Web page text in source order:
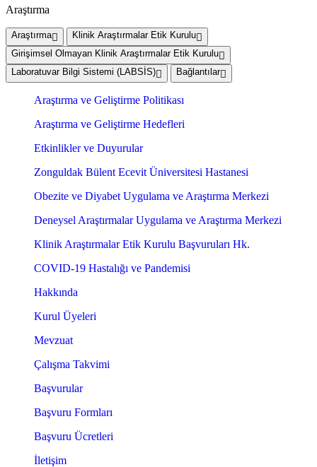
Araştırma
Araştırma
Klinik Araştırmalar Etik Kurulu
Girişimsel Olmayan Klinik Araştırmalar Etik Kurulu
Laboratuvar Bilgi Sistemi (LABSİS)
Bağlantılar
Araştırma ve Geliştirme Politikası
Araştırma ve Geliştirme Hedefleri
Etkinlikler ve Duyurular
Zonguldak Bülent Ecevit Üniversitesi Hastanesi
Obezite ve Diyabet Uygulama ve Araştırma Merkezi
Deneysel Araştırmalar Uygulama ve Araştırma Merkezi
Klinik Araştırmalar Etik Kurulu Başvuruları Hk.
COVID-19 Hastalığı ve Pandemisi
Hakkında
Kurul Üyeleri
Mevzuat
Çalışma Takvimi
Başvurular
Başvuru Formları
Başvuru Ücretleri
İletişim